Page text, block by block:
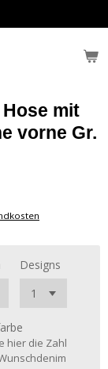
mit
vorne Gr.
Designs
hier die Zahl